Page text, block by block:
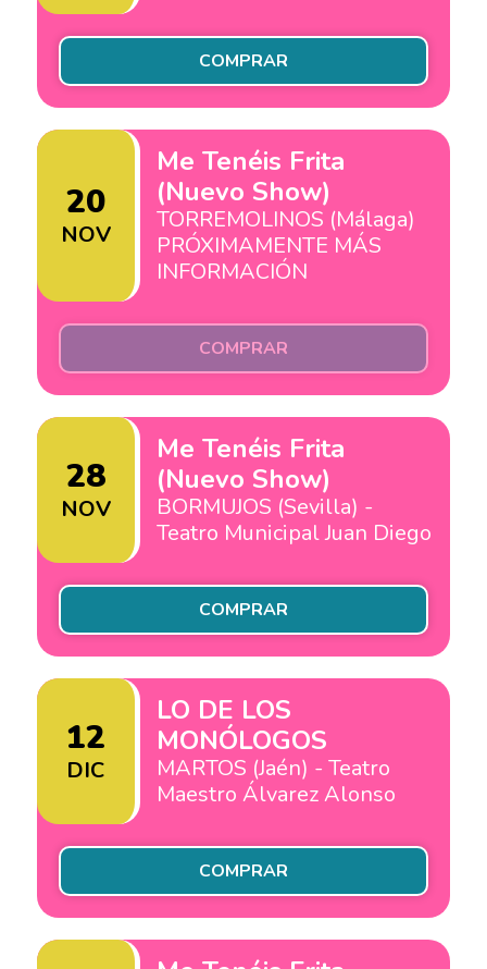
COMPRAR
20
NOV
Me Tenéis Frita
(Nuevo Show)
TORREMOLINOS (Málaga)
PRÓXIMAMENTE MÁS
INFORMACIÓN
COMPRAR
28
NOV
Me Tenéis Frita
(Nuevo Show)
BORMUJOS (Sevilla) -
Teatro Municipal Juan Diego
COMPRAR
12
DIC
LO DE LOS
MONÓLOGOS
MARTOS (Jaén) - Teatro
Maestro Álvarez Alonso
COMPRAR